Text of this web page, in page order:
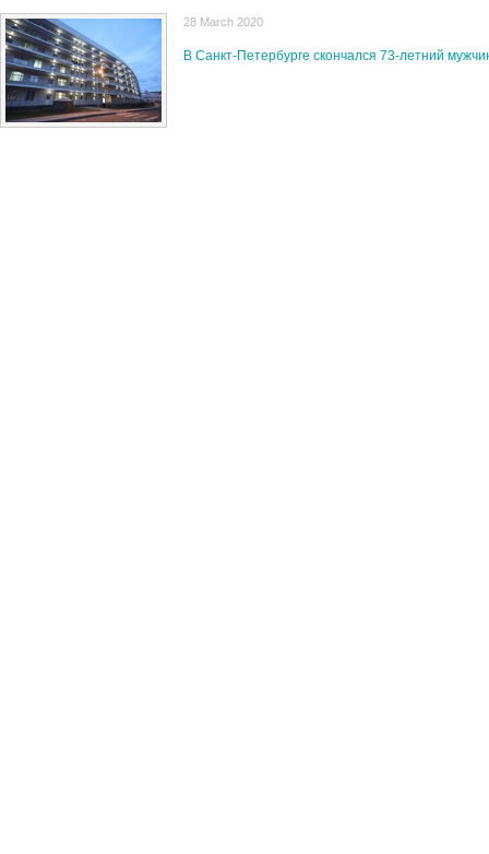
28 March 2020
В Санкт-Петербурге скончался 73-летний